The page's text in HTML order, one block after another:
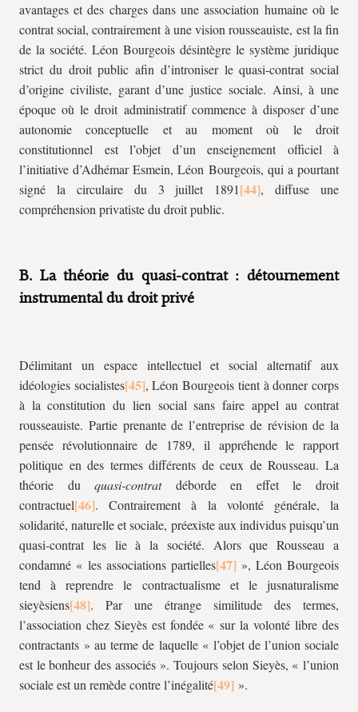
avantages et des charges dans une association humaine où le
contrat social, contrairement à une vision rousseauiste, est la fin
de la société. Léon Bourgeois désintègre le système juridique
strict du droit public afin d’introniser le quasi-contrat social
d’origine civiliste, garant d’une justice sociale. Ainsi, à une
époque où le droit administratif commence à disposer d’une
autonomie conceptuelle et au moment où le droit
constitutionnel est l’objet d’un enseignement officiel à
l’initiative d’Adhémar Esmein, Léon Bourgeois, qui a pourtant
signé la circulaire du 3 juillet 1891
, diffuse une
compréhension privatiste du droit public.
B. La théorie du quasi-contrat : détournement
instrumental du droit privé
Délimitant un espace intellectuel et social alternatif aux
idéologies socialistes
, Léon Bourgeois tient à donner corps
à la constitution du lien social sans faire appel au contrat
rousseauiste. Partie prenante de l’entreprise de révision de la
pensée révolutionnaire de 1789, il appréhende le rapport
politique en des termes différents de ceux de Rousseau. La
théorie duquasi-contratdéborde en effet le droit
contractuel
. Contrairement à la volonté générale, la
solidarité, naturelle et sociale, préexiste aux individus puisqu’un
quasi-contrat les lie à la société. Alors que Rousseau a
condamné « les associations partielles
», Léon Bourgeois
tend à reprendre le contractualisme et le jusnaturalisme
sieyèsiens
. Par une étrange similitude des termes,
l’association chez Sieyès est fondée « sur la volonté libre des
contractants » au terme de laquelle « l’objet de l’union sociale
est le bonheur des associés ». Toujours selon Sieyès, « l’union
sociale est un remède contre l’inégalité
».